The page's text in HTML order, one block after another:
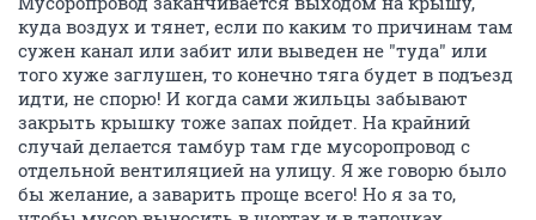
Я думаю если мусоропровод засорен это не повод его
под окнами бросать. Я сам купил квартиру на 12
этаже и совсем не против выносить мусор. На работу
ведь Вы не на вертолете летаете а через низ ходите.
Поэтому считаю никто еще не умер из-за того что
маленький пакет с мусором донес. Сейчас снимаю
квартиру, там вообще приходиться идти метров сто
до мусорного бочка и не че не надломился еще не
разу. Хотя я в принципе и не против чтобы